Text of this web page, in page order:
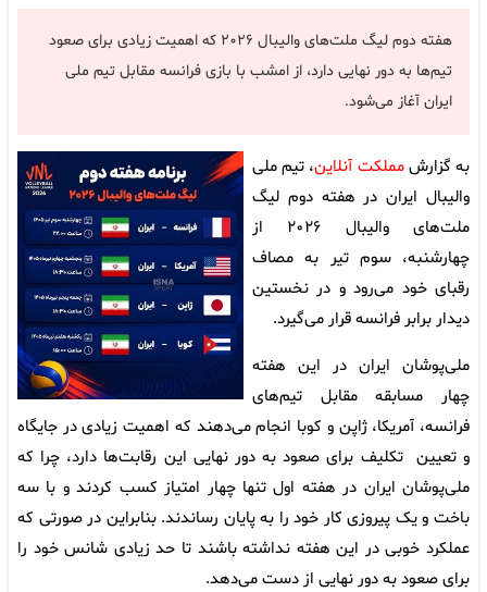
هفته دوم لیگ ملت‌های والیبال ۲۰۲۶ که اهمیت زیادی برای صعود
تیم‌ها به دور نهایی دارد، از امشب با بازی فرانسه مقابل تیم ملی
ایران آغاز می‌شود.
به گزارشمملکت آنلاین، تیم ملی
والیبال ایران در هفته دوم لیگ
ملت‌های والیبال ۲۰۲۶ از
چهارشنبه، سوم تیر به مصاف
رقبای خود می‌رود و در نخستین
دیدار برابر فرانسه قرار می‌گیرد.
ملی‌پوشان ایران در این هفته
چهار مسابقه مقابل تیم‌های
فرانسه، آمریکا، ژاپن و کوبا انجام می‌دهند که اهمیت زیادی در جایگاه
و تعیین تکلیف برای صعود به دور نهایی این رقابت‌ها دارد، چرا که
ملی‌پوشان ایران در هفته اول تنها چهار امتیاز کسب کردند و با سه
باخت و یک پیروزی کار خود را به پایان رساندند. بنابراین در صورتی که
عملکرد خوبی در این هفته نداشته باشند تا حد زیادی شانس خود را
برای صعود به دور نهایی از دست می‌دهد.